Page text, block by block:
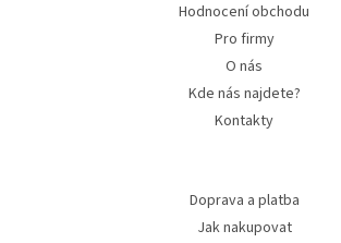
Hodnocení obchodu
Pro firmy
O nás
Kde nás najdete?
Kontakty
Doprava a platba
Jak nakupovat